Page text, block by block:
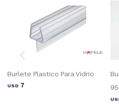
Burlete Plastico Para Vidrio
USD 7